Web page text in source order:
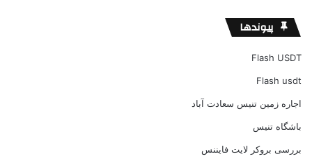
پیوندها
Flash USDT
Flash usdt
اجاره زمین تنیس سعادت آباد
باشگاه تنیس
بررسی بروکر لایت فایننس